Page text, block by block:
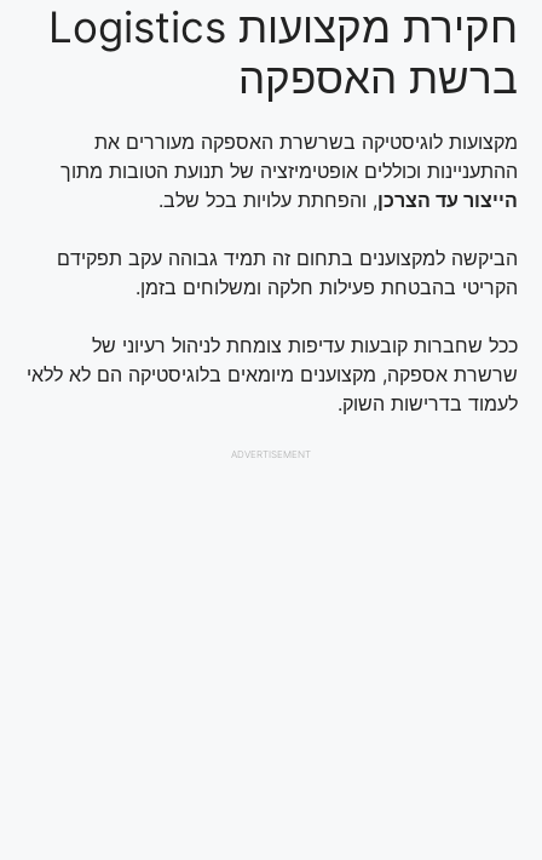
חקירת מקצועות Logistics
ברשת האספקה
מקצועות לוגיסטיקה בשרשרת האספקה מעוררים את
ההתעניינות וכוללים אופטימיזציה של תנועת הטובות מתוך
הייצור עד הצרכן, והפחתת עלויות בכל שלב.
הביקשה למקצוענים בתחום זה תמיד גבוהה עקב תפקידם
הקריטי בהבטחת פעילות חלקה ומשלוחים בזמן.
ככל שחברות קובעות עדיפות צומחת לניהול רעיוני של
שרשרת אספקה, מקצוענים מיומאים בלוגיסטיקה הם לא ללאי
לעמוד בדרישות השוק.
ADVERTISEMENT